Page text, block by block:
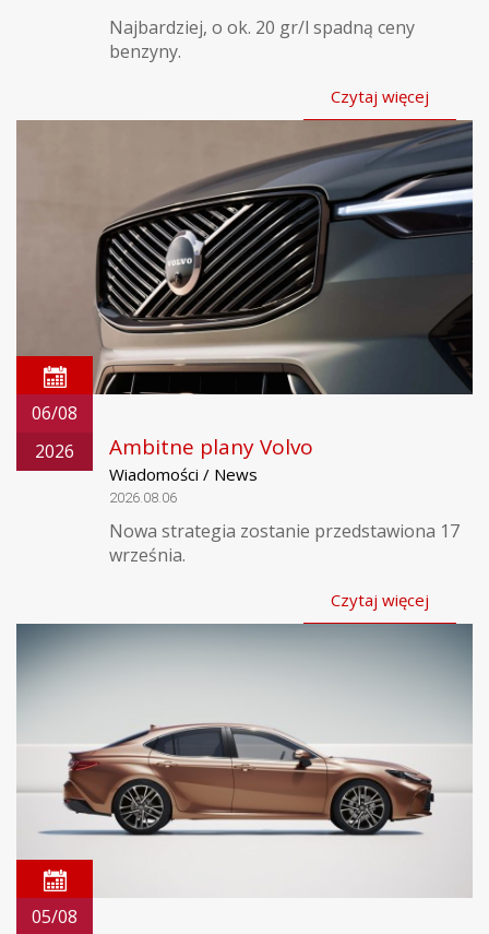
Najbardziej, o ok. 20 gr/l spadną ceny
benzyny.
Czytaj więcej
06/08
2026
Ambitne plany Volvo
Wiadomości / News
2026.08.06
Nowa strategia zostanie przedstawiona 17
września.
Czytaj więcej
05/08